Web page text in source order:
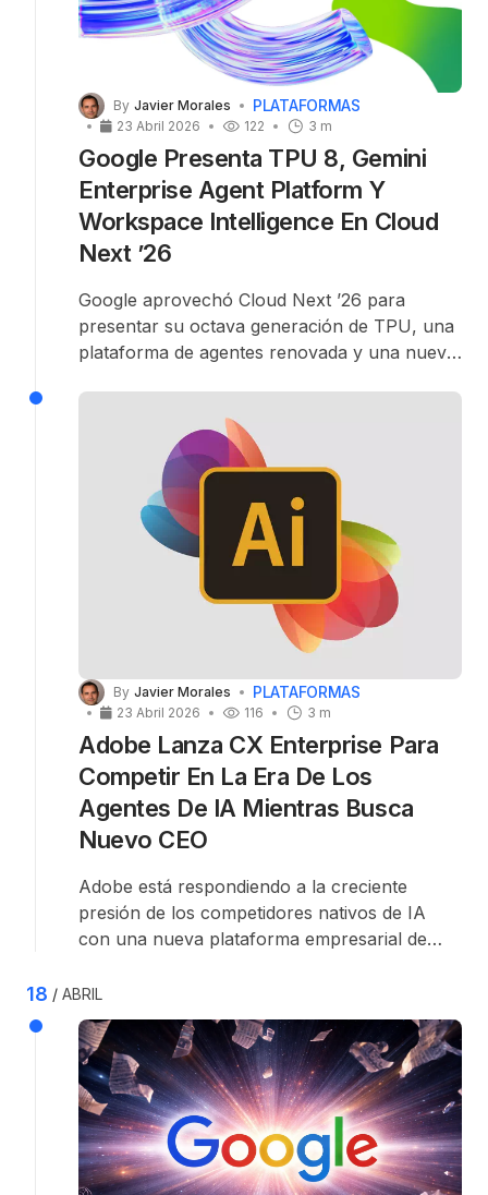
By Javier Morales PLATAFORMAS
3 m
23 Abril 2026 122
Google Presenta TPU 8, Gemini
Enterprise Agent Platform Y
Workspace Intelligence En Cloud
Next ’26
Google aprovechó Cloud Next ’26 para
presentar su octava generación de TPU, una
plataforma de agentes renovada y una nueva
“Agentic Enterprise”.
By Javier Morales PLATAFORMAS
3 m
23 Abril 2026 116
Adobe Lanza CX Enterprise Para
Competir En La Era De Los
Agentes De IA Mientras Busca
Nuevo CEO
Adobe está respondiendo a la creciente
presión de los competidores nativos de IA
con una nueva plataforma empresarial de
compañía también busca un nuevo director
ejecutivo.
18 ABRIL